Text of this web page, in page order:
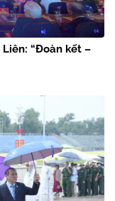
“Đoàn kết –